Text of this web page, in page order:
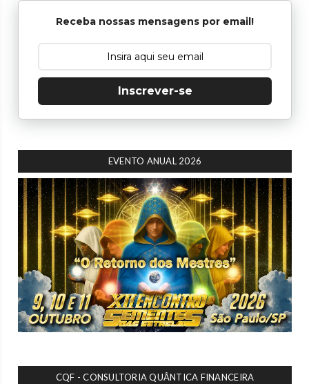
Receba nossas mensagens por email!
Inscrever-se
EVENTO ANUAL 2026
CQF - CONSULTORIA QUÂNTICA FINANCEIRA